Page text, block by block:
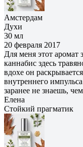
Амстердам
Духи
30 мл
20 февраля 2017
Для меня этот
каннабис здесь
вдохе он
внутреннего
заранее не знаешь,
Елена
Cтойкий прагматик